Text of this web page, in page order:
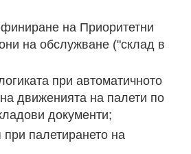
на Приоритетни
на обслужване ("склад в
при автоматичното
движенията на палети по
документи;
палетирането на